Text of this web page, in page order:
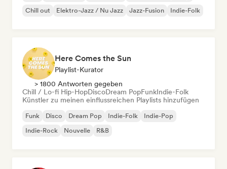
Chill out
Elektro-Jazz / Nu Jazz Jazz-Fusion Indie-Folk
Here Comes the Sun
Playlist-Kurator
> 1800 Antworten gegeben
Chill / Lo-fi Hip-HopDiscoDream PopFunkIndie-Folk
Künstler zu meinen einflussreichen Playlists hinzufügen
Funk Disco Dream Pop Indie-Folk
Indie-Pop
Indie-Rock
Nouvelle R&B